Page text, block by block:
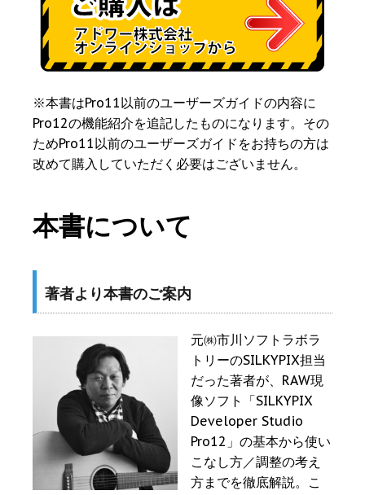
※本書はPro11以前のユーザーズガイドの内容に
Pro12の機能紹介を追記したものになります。その
ためPro11以前のユーザーズガイドをお持ちの方は
改めて購入していただく必要はございません。
本書について
著者より本書のご案内
元㈱市川ソフトラボラ
トリーのSILKYPIX担当
だった著者が、RAW現
像ソフト「SILKYPIX
Developer Studio
Pro12」の基本から使い
こなし方／調整の考え
方までを徹底解説。こ